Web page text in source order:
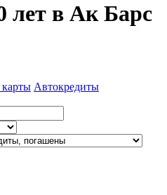
лет в Ак Барс
Автокредиты